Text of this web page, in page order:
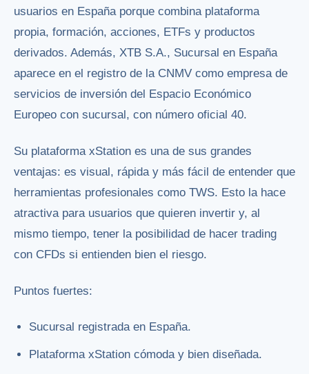
usuarios en España porque combina plataforma
propia, formación, acciones, ETFs y productos
derivados. Además, XTB S.A., Sucursal en España
aparece en el registro de la CNMV como empresa de
servicios de inversión del Espacio Económico
Europeo con sucursal, con número oficial 40.
Su plataforma xStation es una de sus grandes
ventajas: es visual, rápida y más fácil de entender que
herramientas profesionales como TWS. Esto la hace
atractiva para usuarios que quieren invertir y, al
mismo tiempo, tener la posibilidad de hacer trading
con CFDs si entienden bien el riesgo.
Puntos fuertes:
Sucursal registrada en España.
Plataforma xStation cómoda y bien diseñada.